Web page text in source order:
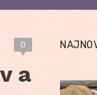
0
a